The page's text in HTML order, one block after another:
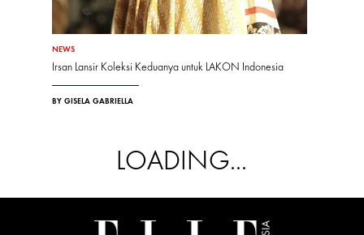
NEWS
Irsan Lansir Koleksi Keduanya untuk LAKON Indonesia
BY GISELA GABRIELLA
LOADING...